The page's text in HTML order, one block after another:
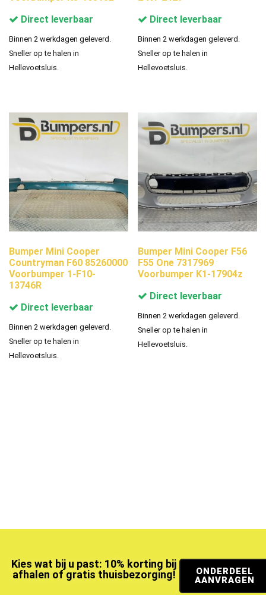
Direct leverbaar
Binnen 2 werkdagen geleverd.
Sneller op te halen in
Hellevoetsluis.
Direct leverbaar
Binnen 2 werkdagen geleverd.
Sneller op te halen in
Hellevoetsluis.
Bumper Mini Cooper
Countryman F60 85260000
Voorbumper 1-F10-
13746R
Direct leverbaar
Binnen 2 werkdagen geleverd.
Sneller op te halen in
Hellevoetsluis.
Bumper Mini Cooper F56
F55 One 7317969
Voorbumper K1-17904z
Direct leverbaar
Binnen 2 werkdagen geleverd.
Sneller op te halen in
Hellevoetsluis.
Kies wat bij u past: 10% korting bij
afhalen of gratis thuisbezorging!
ONDERDEEL
AANVRAGEN